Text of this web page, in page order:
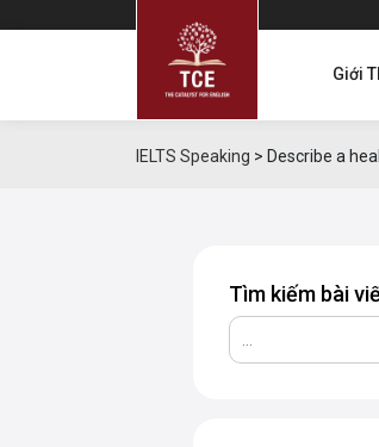
Giới
IELTS Speaking > Describe a
Tìm kiếm bài